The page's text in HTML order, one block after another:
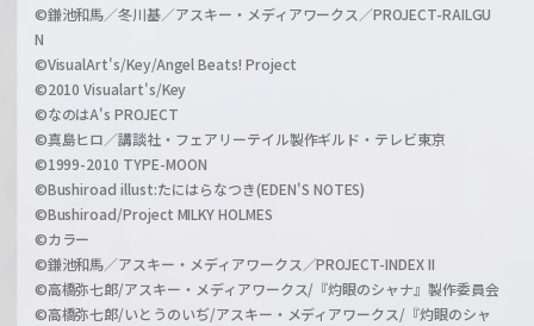
©鎌池和馬／冬川基／アスキー・メディアワークス／PROJECT-RAILGU
N
©VisualArt's/Key/Angel Beats! Project
©2010 Visualart's/Key
©なのはA's PROJECT
©真島ヒロ／講談社・フェアリーテイル製作ギルド・テレビ東京
©1999-2010 TYPE-MOON
©Bushiroad illust:たにはらなつき(EDEN'S NOTES)
©Bushiroad/Project MILKY HOLMES
©カラー
©鎌池和馬／アスキー・メディアワークス／PROJECT-INDEX II
©高橋弥七郎/アスキー・メディアワークス/『灼眼のシャナ』製作委員会
©高橋弥七郎/いとうのいぢ/アスキー・メディアワークス/『灼眼のシャ